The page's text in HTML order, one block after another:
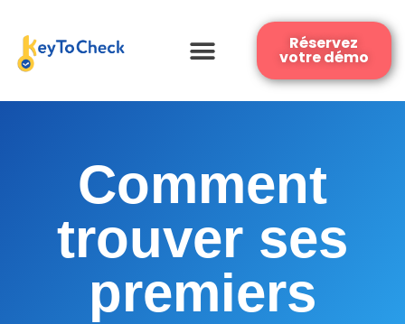
Réservez
votre démo
Comment
trouver ses
premiers